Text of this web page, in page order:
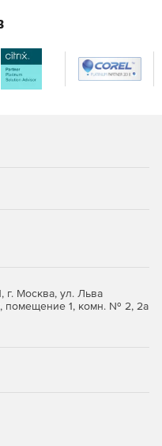
учетных записей,
начала работы.
доменов,
и французском.
г. Москва, ул. Льва
помещение 1, комн. № 2, 2а